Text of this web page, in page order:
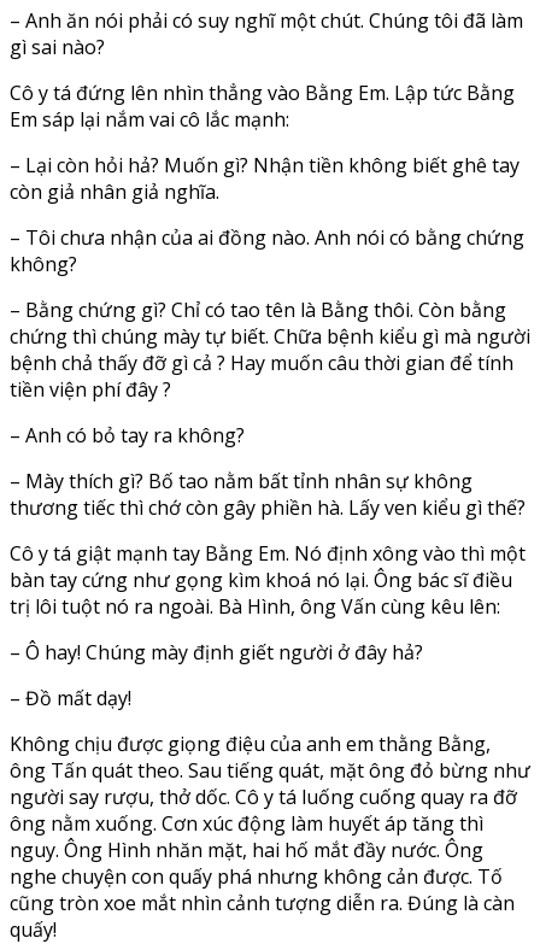
– Anh ăn nói phải có suy nghĩ một chút. Chúng tôi đã làm
gì sai nào?
Cô y tá đứng lên nhìn thẳng vào Bằng Em. Lập tức Bằng
Em sáp lại nắm vai cô lắc mạnh:
– Lại còn hỏi hả? Muốn gì? Nhận tiền không biết ghê tay
còn giả nhân giả nghĩa.
– Tôi chưa nhận của ai đồng nào. Anh nói có bằng chứng
không?
– Bằng chứng gì? Chỉ có tao tên là Bằng thôi. Còn bằng
chứng thì chúng mày tự biết. Chữa bệnh kiểu gì mà người
bệnh chả thấy đỡ gì cả ? Hay muốn câu thời gian để tính
tiền viện phí đây ?
– Anh có bỏ tay ra không?
– Mày thích gì? Bố tao nằm bất tỉnh nhân sự không
thương tiếc thì chớ còn gây phiền hà. Lấy ven kiểu gì thế?
Cô y tá giật mạnh tay Bằng Em. Nó định xông vào thì một
bàn tay cứng như gọng kìm khoá nó lại. Ông bác sĩ điều
trị lôi tuột nó ra ngoài. Bà Hình, ông Vấn cùng kêu lên:
– Ô hay! Chúng mày định giết người ở đây hả?
– Đồ mất dạy!
Không chịu được giọng điệu của anh em thằng Bằng,
ông Tấn quát theo. Sau tiếng quát, mặt ông đỏ bừng như
người say rượu, thở dốc. Cô y tá luống cuống quay ra đỡ
ông nằm xuống. Cơn xúc động làm huyết áp tăng thì
nguy. Ông Hình nhăn mặt, hai hố mắt đầy nước. Ông
nghe chuyện con quấy phá nhưng không cản được. Tố
cũng tròn xoe mắt nhìn cảnh tượng diễn ra. Đúng là càn
quấy!